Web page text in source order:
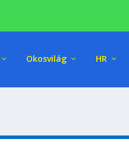
Okosvilág HR